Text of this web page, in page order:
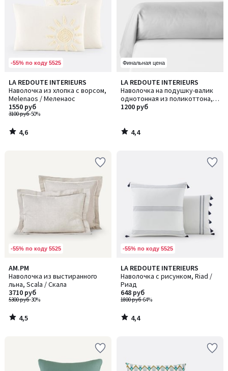
-55% по коду 5525
LA REDOUTE INTERIEURS
Наволочка из хлопка с ворсом,
Melenaos / Меленаос
3100 руб-50%
1550 руб
4,6
/ 5
4,6
/
Финальная цена
LA REDOUTE INTERIEURS
Наволочка на подушку-валик
однотонная из поликоттона,
Scenario / Сценарио
1200 руб
4,4
/ 5
4,4
/
-55% по коду 5525
AM.PM
Наволочка из выстиранного
льна, Scala / Скала
5300 руб-30%
3710 руб
4,5
/ 5
4,5
/
-55% по коду 5525
LA REDOUTE INTERIEURS
Наволочка с рисунком, Riad /
Риад
1800 руб-64%
648 руб
4,4
/ 5
4,4
/